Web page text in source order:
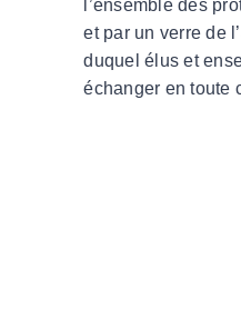
l’ensemble des
et par un verre de
duquel élus et
échanger en toute